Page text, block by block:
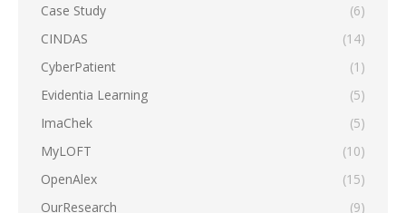
Case Study
(6)
CINDAS
(14)
CyberPatient
(1)
Evidentia Learning
(5)
ImaChek
(5)
MyLOFT
(10)
OpenAlex
(15)
OurResearch
(9)